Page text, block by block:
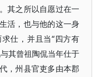
其之所以自愿过在一
活，也与他的这一身
仕，并且当“四方有
其曾祖陶侃当年仕于
，州县官吏多由本郡